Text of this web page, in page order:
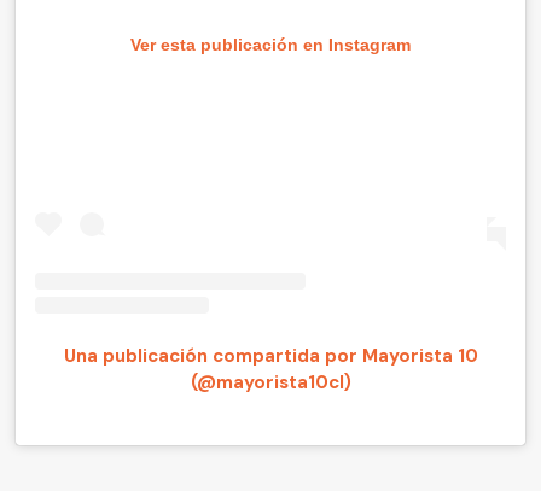
Ver esta publicación en Instagram
Una publicación compartida por Mayorista 10
(@mayorista10cl)